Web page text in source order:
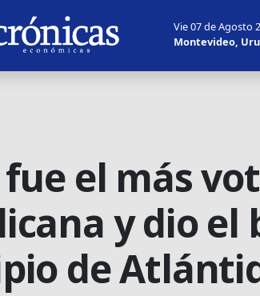
Vie 07 de Agosto
Montevideo,
el más
y dio el
de